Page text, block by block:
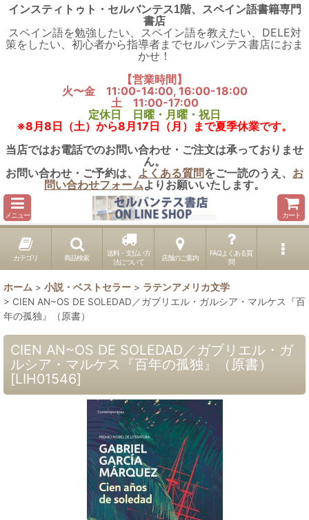
インスティトゥト・セルバンテス1階、スペイン語書籍専門
書店
スペイン語を勉強したい、スペイン語を教えたい、DELE対
策をしたい、初心者から指導者までセルバンテス書店におま
かせ！
【営業時間】
火〜金 11:00-14:00, 16:00-18:00
土 11:00-17:00
定休日 日曜・月曜・祝日
※8月8日（土）から8月17日（月）まで夏季休業です。
当店ではお電話でのお問い合わせ・ご注文は承っておりませ
ん。
お問い合わせ・ご予約は、 よくある質問をご一読のうえ、 お
問い合わせフォームよりお願いいたします。
メニュー カート
カテゴリ 商品検索
送料・支払い方
法について
店舗のご案内
FAQよくある質
問
ホーム > 小説・ベストセラー > ラテンアメリカ文学
> CIEN AN~OS DE SOLEDAD／ガブリエル・ガルシア・マルケス『百
年の孤独』（原書）
CIEN AN~OS DE SOLEDAD／ガブリエル・ガ
ルシア・マルケス『百年の孤独』（原書）
[LIH01546]